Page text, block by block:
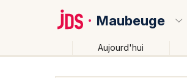
Maubeuge
Aujourd'hui